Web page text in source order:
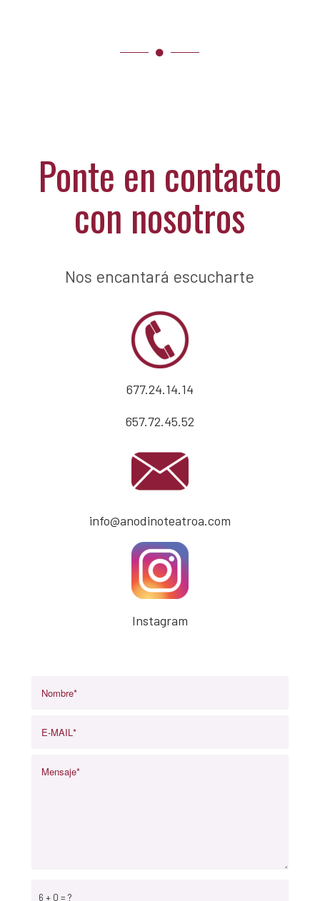
Ponte en contacto
con nosotros
Nos encantará escucharte
677.24.14.14
657.72.45.52
info@anodinoteatroa.com
Instagram
6 + 0 = ?